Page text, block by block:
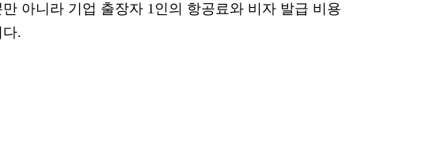
아니라 기업 출장자 1인의 항공료와 비자 발급 비용
.